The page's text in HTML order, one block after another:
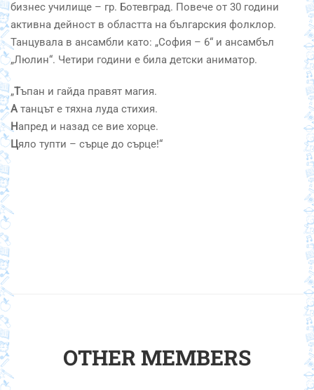
бизнес училище – гр. Ботевград. Повече от 30 години
активна дейност в областта на българския фолклор.
Танцувала в ансамбли като: „София – 6“ и ансамбъл
„Люлин“. Четири години е била детски аниматор.
„Тъпан и гайда правят магия.
Атанцът е тяхна луда стихия.
Напред и назад се вие хорце.
Цяло тупти – сърце до сърце!“
OTHER MEMBERS